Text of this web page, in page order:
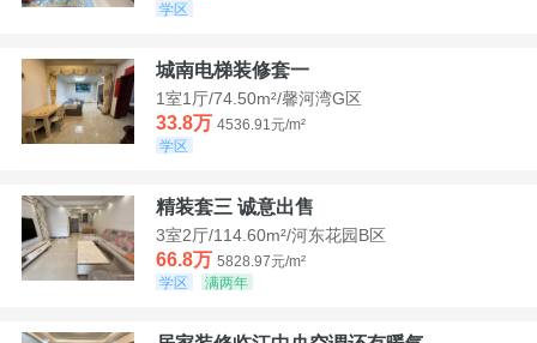
学区
城南电梯装修套一
1室1厅/74.50m²/馨河湾G区
33.8万 4536.91元/m²
学区
精装套三 诚意出售
3室2厅/114.60m²/河东花园B区
66.8万 5828.97元/m²
学区
满两年